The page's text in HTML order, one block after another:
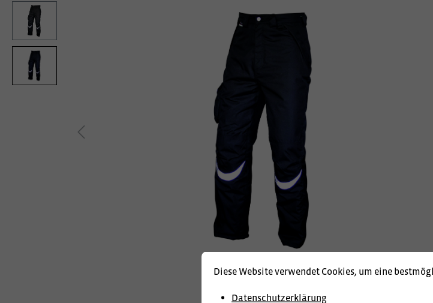
Diese Website verwendet Cookies, um eine
Datenschutzerklärung